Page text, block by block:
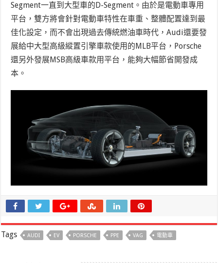
Segment一直到大型車的D-Segment。由於是電動車專用
平台，雙方將會針對電動車特性在車重、整體配置達到最
佳化設定，而不會出現過去傳統燃油車時代，Audi還要發
展給中大型高級縱置引擎車款使用的MLB平台，Porsche
還另外發展MSB高級車款用平台，能夠大幅節省開發成
本。
Tags AUDI EV PORSCHE PPE VAG 電動車